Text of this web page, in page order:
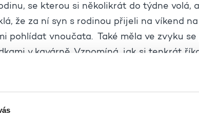
se kterou si několikrát do týdne volá,
že za ní syn s rodinou přijeli na víkend
pohlídat vnoučata. Také měla ve zvyku
v kavárně. Vzpomíná, jak si tenkrát
když sedí večer sama doma, si říká, co by